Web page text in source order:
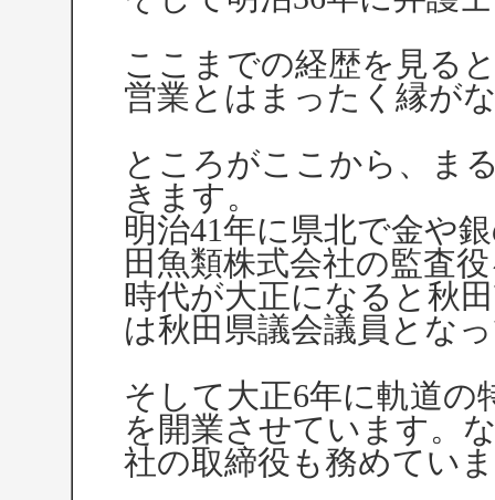
ここまでの経歴を見る
営業とはまったく縁が
ところがここから、ま
きます。
明治41年に県北で金や
田魚類株式会社の監査
時代が大正になると秋
は秋田県議会議員とな
そして大正6年に軌道の
を開業させています。
社の取締役も務めてい